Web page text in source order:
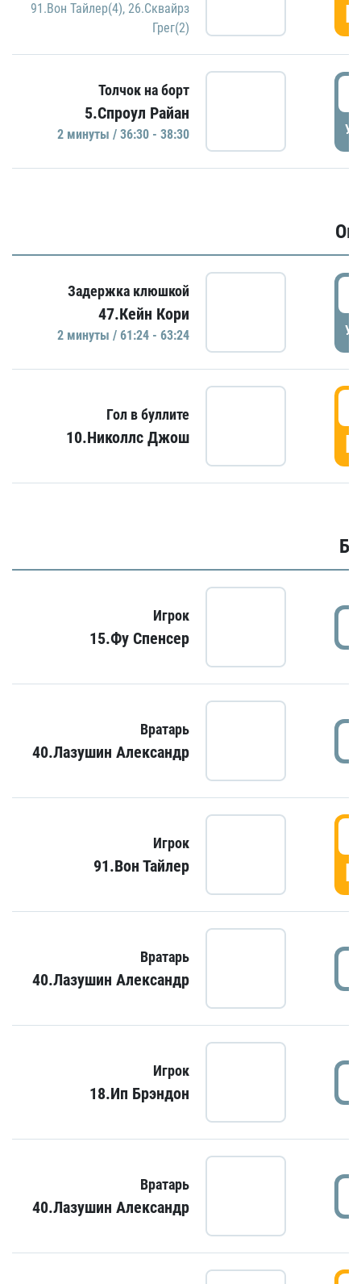
91.Вон Тайлер(4), 26.Сквайрз
Грег(2)
Толчок на борт
5.Спроул Райан
2 минуты / 36:30 - 38:30
Задержка клюшкой
47.Кейн Кори
2 минуты / 61:24 - 63:24
Гол в буллите
10.Николлс Джош
Игрок
15.Фу Спенсер
Вратарь
40.Лазушин Александр
Игрок
91.Вон Тайлер
Вратарь
40.Лазушин Александр
Игрок
18.Ип Брэндон
Вратарь
40.Лазушин Александр